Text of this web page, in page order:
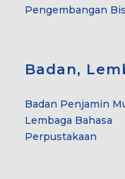
Pengembangan
Badan,
Badan Penjamin
Lembaga Bahasa
Perpustakaan